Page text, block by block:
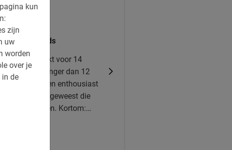
kun
zijn
uw
worden
over je
in de
vinden
met privégids
tour geboekt voor 14
4 kinderen jonger dan 12
vertelde veel en enthousiast
op plekken geweest die
hadden gezien. Kortom: